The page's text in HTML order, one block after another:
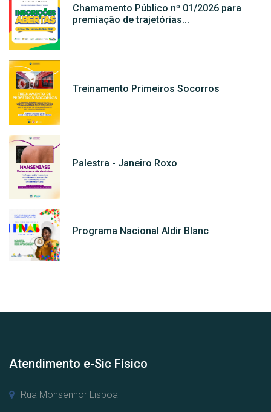
Chamamento Público nº 01/2026 para
premiação de trajetórias...
Treinamento Primeiros Socorros
Palestra - Janeiro Roxo
Programa Nacional Aldir Blanc
Atendimento e-Sic Físico
Rua Monsenhor Lisboa